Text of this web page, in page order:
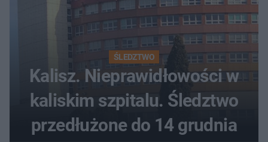
ŚLEDZTWO
Kalisz. Nieprawidłowości w
kaliskim szpitalu. Śledztwo
przedłużone do 14 grudnia